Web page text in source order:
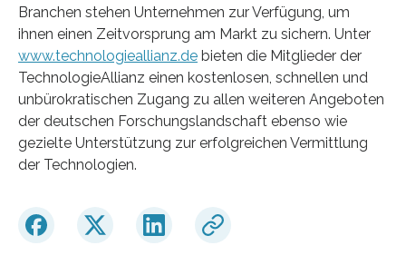
Branchen stehen Unternehmen zur Verfügung, um
ihnen einen Zeitvorsprung am Markt zu sichern. Unter
www.technologieallianz.de bieten die Mitglieder der
TechnologieAllianz einen kostenlosen, schnellen und
unbürokratischen Zugang zu allen weiteren Angeboten
der deutschen Forschungslandschaft ebenso wie
gezielte Unterstützung zur erfolgreichen Vermittlung
der Technologien.